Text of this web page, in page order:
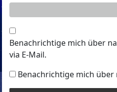
Benachrichtige mich über
via E-Mail.
Benachrichtige mich über